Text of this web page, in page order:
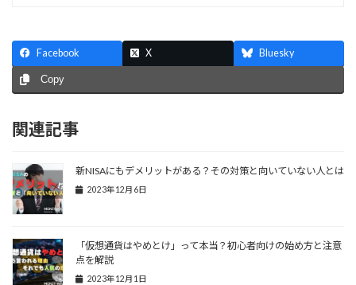
Facebook X Bluesky
Copy
関連記事
新NISAにもデメリットがある？その対策と向いていない人とは
2023年12月6日
「仮想通貨はやめとけ」って本当？初心者向けの始め方と注意
点を解説
2023年12月1日